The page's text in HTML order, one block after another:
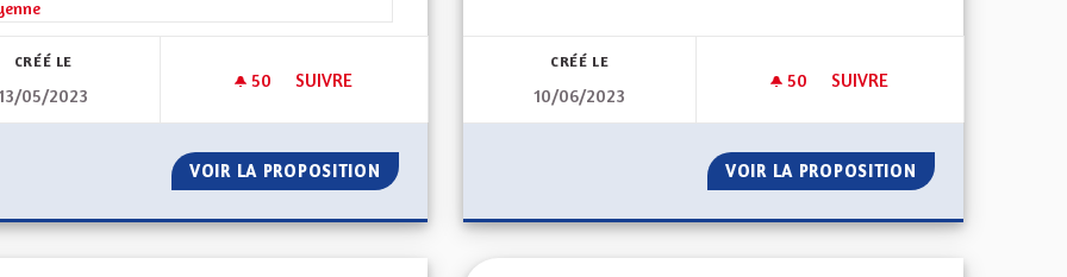
CRÉÉ LE
05/2023
50 50 ABONNÉS
SUIVRE
AMÉLIORER LA PRISE EN CHARGE ET LE SOUTIEN FINANCIER AUX PERSONNES DÉPENDANTES EN
VOIR LA PROPOSITION AMÉLIORER LA PRISE EN CHARGE ET LE SOUTIEN FINANCIER AUX PERSONNES
CRÉÉ LE
10/06/2023
50 50 ABONNÉS
SUIVRE
VOIR LA PROPOSITION LES REVENUS